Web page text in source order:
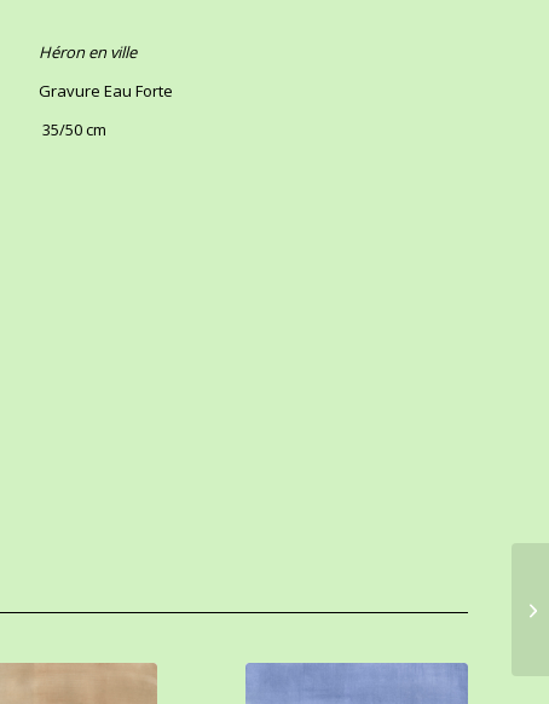
Héron en ville
Gravure Eau Forte
35/50 cm